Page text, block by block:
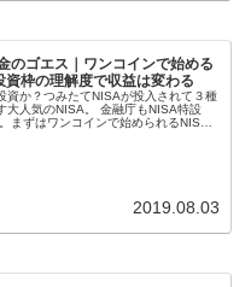
のゴエス｜ワンコインで始める
資枠の理解度で収益は変わる
資か？つみたてNISAが投入されて３種
大人気のNISA。 金融庁もNISA特設
まずはワンコインで始められるNISA
2019.08.03